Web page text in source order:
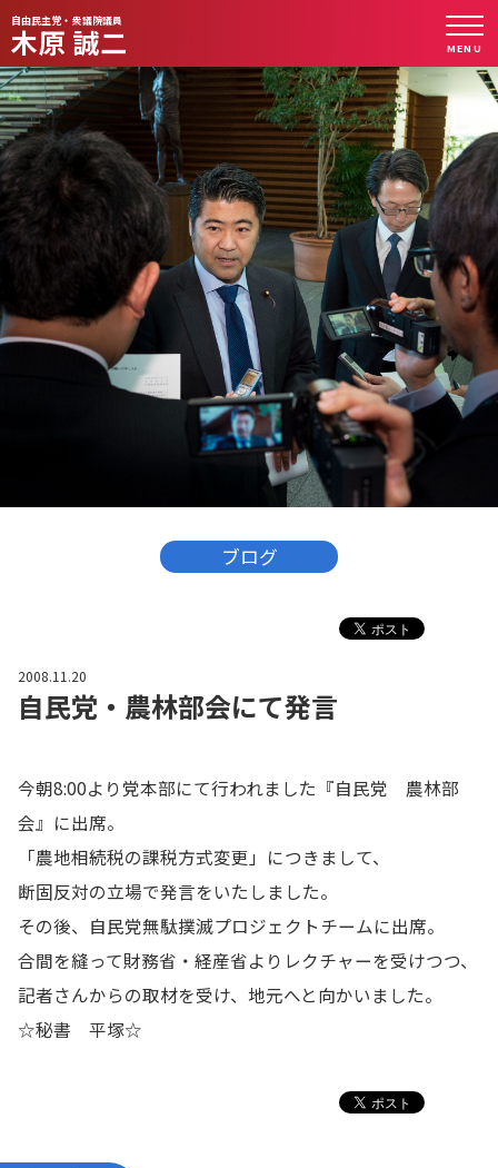
自由民主党・衆議院議員
木原 誠二 MENU
ブログ
2008.11.20
自民党・農林部会にて発言
今朝8:00より党本部にて行われました『自民党 農林部
会』に出席。
「農地相続税の課税方式変更」につきまして、
断固反対の立場で発言をいたしました。
その後、自民党無駄撲滅プロジェクトチームに出席。
合間を縫って財務省・経産省よりレクチャーを受けつつ、
記者さんからの取材を受け、地元へと向かいました。
☆秘書 平塚☆